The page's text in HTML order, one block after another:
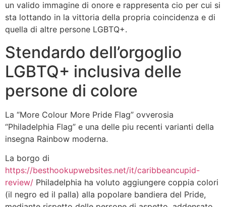
un valido immagine di onore e rappresenta cio per cui si
sta lottando in la vittoria della propria coincidenza e di
quella di altre persone LGBTQ+.
Stendardo dell’orgoglio
LGBTQ+ inclusiva delle
persone di colore
La “More Colour More Pride Flag” ovverosia
“Philadelphia Flag” e una delle piu recenti varianti della
insegna Rainbow moderna.
La borgo di
https://besthookupwebsites.net/it/caribbeancupid-
review/ Philadelphia ha voluto aggiungere coppia colori
(il negro ed il palla) alla popolare bandiera del Pride,